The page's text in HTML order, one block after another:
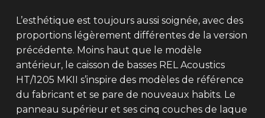
L’esthétique est toujours aussi soignée, avec des
proportions légèrement différentes de la version
précédente. Moins haut que le modèle
antérieur, le caisson de basses REL Acoustics
HT/1205 MKII s’inspire des modèles de référence
du fabricant et se pare de nouveaux habits. Le
panneau supérieur et ses cinq couches de laque